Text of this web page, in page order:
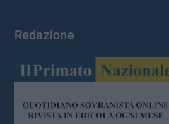
Redazione